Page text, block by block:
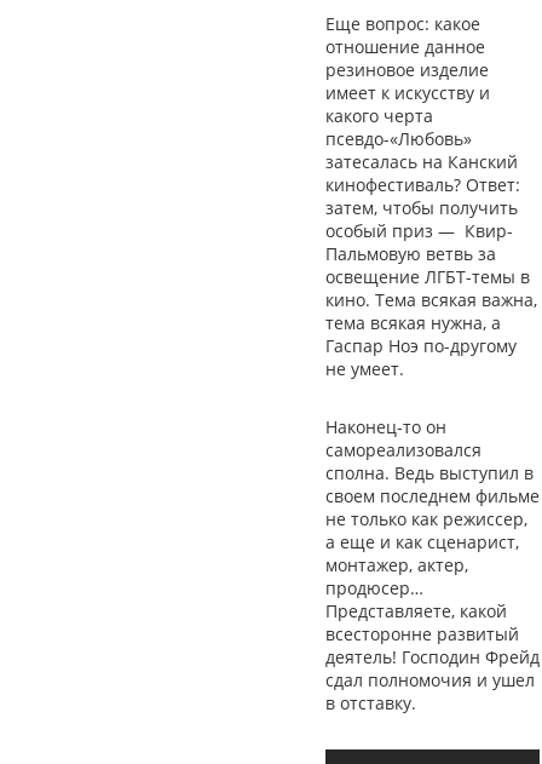
Еще вопрос: какое
отношение данное
резиновое изделие
имеет к искусству и
какого черта
псевдо-«Любовь»
затесалась на Канский
кинофестиваль? Ответ:
затем, чтобы получить
особый приз — Квир-
Пальмовую ветвь за
освещение ЛГБТ-темы в
кино. Тема всякая важна,
тема всякая нужна, а
Гаспар Ноэ по-другому
не умеет.
Наконец-то он
самореализовался
сполна. Ведь выступил в
своем последнем фильме
не только как режиссер,
а еще и как сценарист,
монтажер, актер,
продюсер…
Представляете, какой
всесторонне развитый
деятель! Господин Фрейд
сдал полномочия и ушел
в отставку.